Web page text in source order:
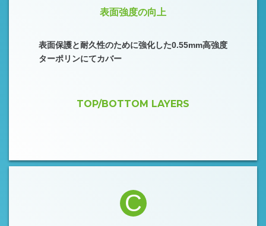
表面強度の向上
表面保護と耐久性のために強化した0.55mm高強度
ターポリンにてカバー
TOP/BOTTOM LAYERS
C